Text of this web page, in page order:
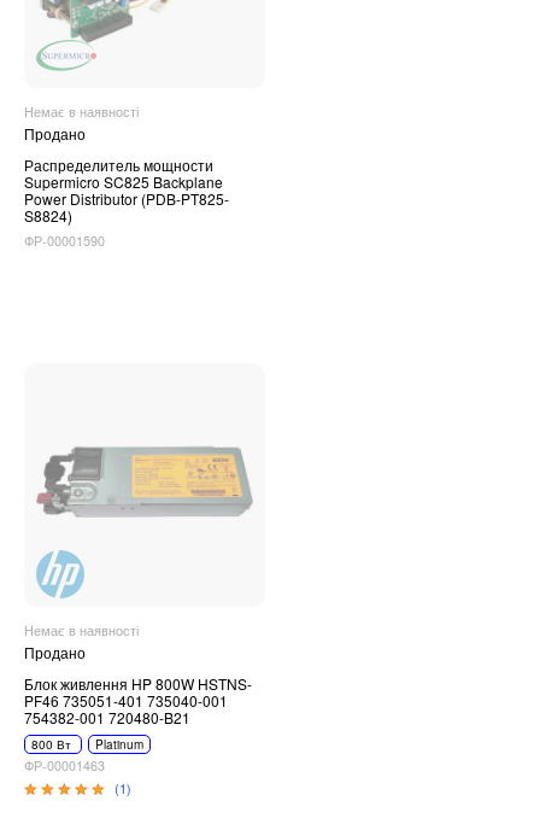
Немає в наявності
Продано
Распределитель мощности
Supermicro SC825 Backplane
Power Distributor (PDB-PT825-
S8824)
ФР-00001590
Немає в наявності
Продано
Блок живлення HP 800W HSTNS-
PF46 735051-401 735040-001
754382-001 720480-B21
800 Вт Platinum
ФР-00001463
(1)